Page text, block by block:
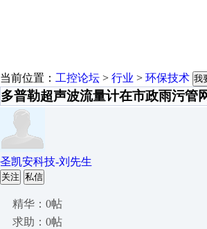
当前位置： 工控论坛 > 行业 > 环保技术 我
多普勒超声波流量计在市政雨污管
圣凯安科技-刘先生
关注 私信
精华：0帖
求助：0帖